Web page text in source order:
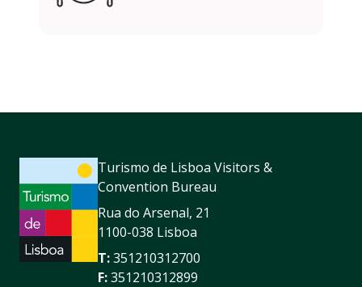
Turismo de Lisboa Visitors &
Convention Bureau
Rua do Arsenal, 21
1100-038 Lisboa
T:351210312700
F:351210312899